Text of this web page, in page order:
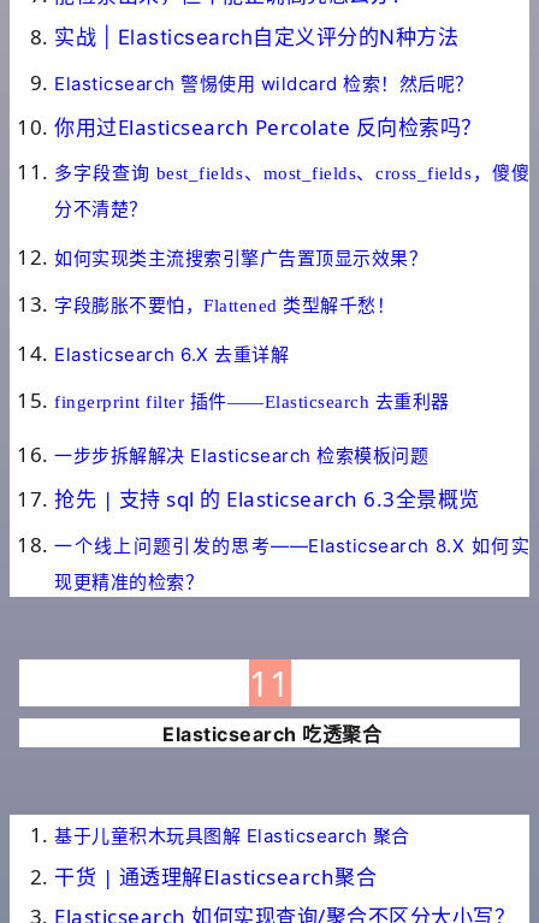
实战 | Elasticsearch自定义评分的N种方法
Elasticsearch 警惕使用 wildcard 检索！然后呢？
你用过Elasticsearch Percolate 反向检索吗？
多字段查询 best_fields、most_fields、cross_fields，傻傻
分不清楚？
如何实现类主流搜索引擎广告置顶显示效果？
字段膨胀不要怕，Flattened 类型解千愁！
Elasticsearch 6.X 去重详解
fingerprint filter 插件——Elasticsearch 去重利器
一步步拆解解决 Elasticsearch 检索模板问题
抢先 | 支持 sql 的 Elasticsearch 6.3全景概览
一个线上问题引发的思考——Elasticsearch 8.X 如何实
现更精准的检索？
11
Elasticsearch 吃透聚合
基于儿童积木玩具图解 Elasticsearch 聚合
干货 | 通透理解Elasticsearch聚合
Elasticsearch 如何实现查询/聚合不区分大小写？